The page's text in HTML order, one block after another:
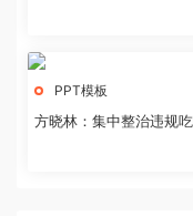
PPT模板
方晓林：集中整治违规